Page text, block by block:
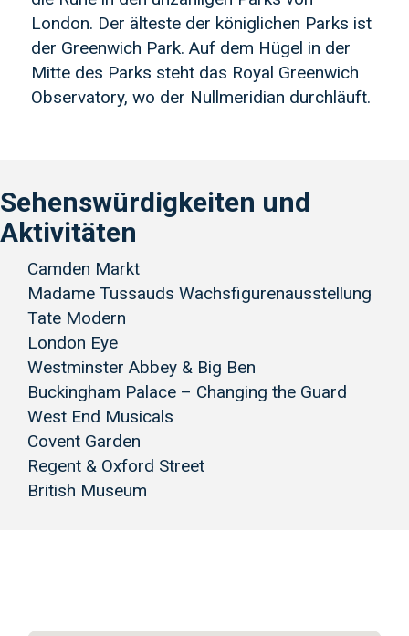
London. Der älteste der königlichen Parks ist
der Greenwich Park. Auf dem Hügel in der
Mitte des Parks steht das Royal Greenwich
Observatory, wo der Nullmeridian durchläuft.
Sehenswürdigkeiten und
Aktivitäten
Camden Markt
Madame Tussauds Wachsfigurenausstellung
Tate Modern
London Eye
Westminster Abbey & Big Ben
Buckingham Palace – Changing the Guard
West End Musicals
Covent Garden
Regent & Oxford Street
British Museum